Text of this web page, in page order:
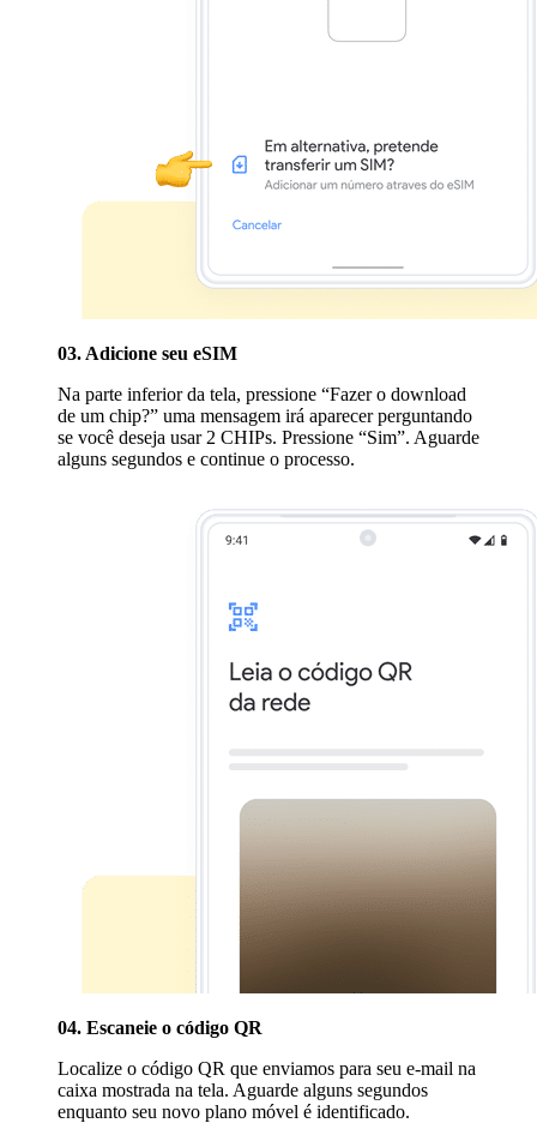
03. Adicione seu eSIM
Na parte inferior da tela, pressione “Fazer o download
de um chip?” uma mensagem irá aparecer perguntando
se você deseja usar 2 CHIPs. Pressione “Sim”. Aguarde
alguns segundos e continue o processo.
04. Escaneie o código QR
Localize o código QR que enviamos para seu e-mail na
caixa mostrada na tela. Aguarde alguns segundos
enquanto seu novo plano móvel é identificado.